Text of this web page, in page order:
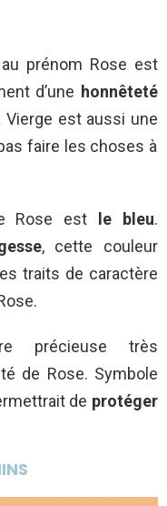
prénom Rose est
d’une honnêteté
est aussi une
faire les choses à
Rose est le bleu.
, cette couleur
traits de caractère
précieuse très
de Rose. Symbole
de protéger